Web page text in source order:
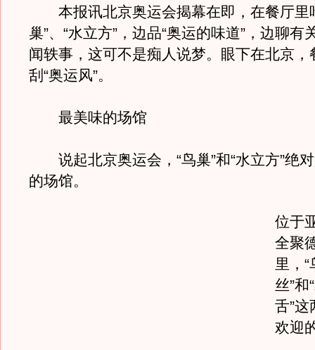
本报讯北京奥运会揭幕在即，在餐厅里
巢”、“水立方”，边品“奥运的味道”，边聊有
闻轶事，这可不是痴人说梦。眼下在北京，
刮“奥运风”。
最美味的场馆
说起北京奥运会，“鸟巢”和“水立方”绝
的场馆。
位于
全聚
里，
丝”和
舌”
欢迎